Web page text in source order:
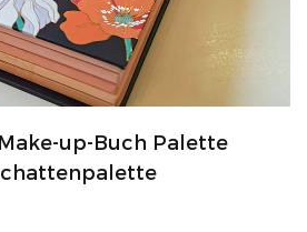
up-Buch Palette